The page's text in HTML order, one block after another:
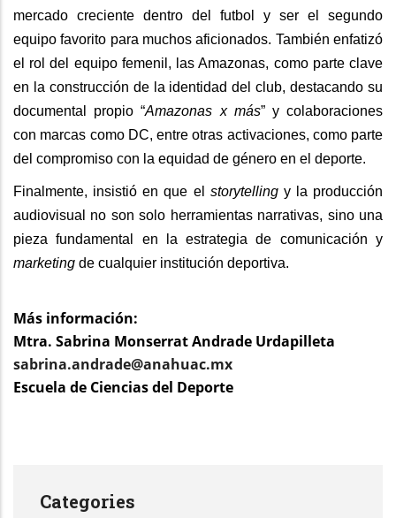
mercado creciente dentro del futbol y ser el segundo
equipo favorito para muchos aficionados. También enfatizó
el rol del equipo femenil, las Amazonas, como parte clave
en la construcción de la identidad del club, destacando su
documental propio “Amazonas x más” y colaboraciones
con marcas como DC, entre otras activaciones, como parte
del compromiso con la equidad de género en el deporte.
Finalmente, insistió en que el storytellingy la producción
audiovisual no son solo herramientas narrativas, sino una
pieza fundamental en la estrategia de comunicación y
marketing de cualquier institución deportiva.
Más información:
Mtra. Sabrina Monserrat Andrade Urdapilleta
sabrina.andrade@anahuac.mx
Escuela de Ciencias del Deporte
Categories